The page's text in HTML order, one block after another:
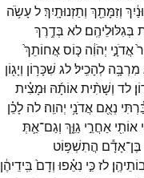
וְזִמָּתֵ֖ךְ וְתַזְנוּתָֽיִךְ׃לעָשֹׂ֥ה
בְּגִלּוּלֵיהֶֽם׃ לא בְּדֶ֥רֶךְ
אֲדֹנָ֣י יְהֹוִ֔ה כּ֤וֹסאֲחוֹתֵךְ֙
מִרְבָּ֥ה לְהָכִֽיל׃לג שִׁכָּר֥וֹן וְיָג֖וֹן
לד וְשָׁתִ֨יתאוֹתָ֜הּ וּמָצִ֗ית
נְאֻ֖ם אֲדֹנָ֥י יְהוִֽה׃ לה לָכֵ֗ן
אוֹתִ֖י אַחֲרֵ֣י גַוֵּ֑ךְ וְגַם־אַ֛תְּ
בֶּן־אָדָ֕ם הֲתִשְׁפּ֥וֹט
לזכִּ֣י נִאֵ֗פוּ וְדָם֙ בִּֽידֵיהֶ֔ן